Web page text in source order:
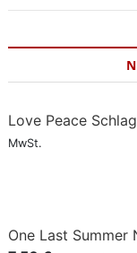
Love Peace
MwSt.
One Last